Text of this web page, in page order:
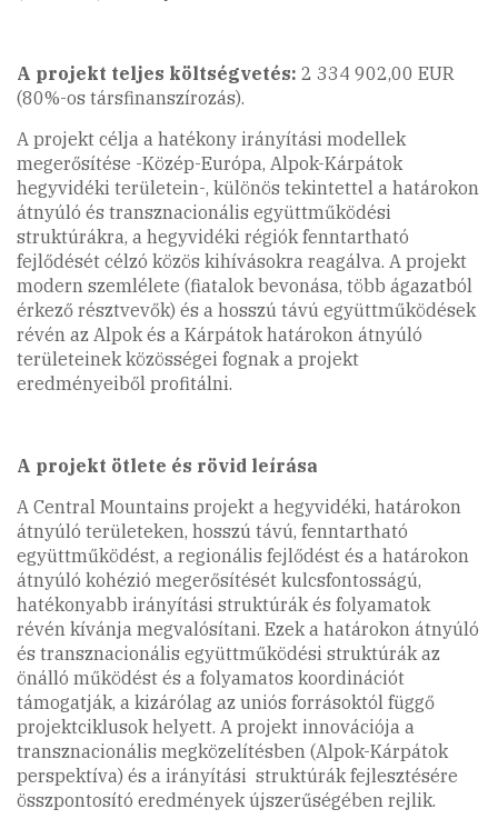
A projekt teljes költségvetés: 2 334 902,00 EUR
(80%-os társfinanszírozás).
A projekt célja a hatékony irányítási modellek
megerősítése -Közép-Európa, Alpok-Kárpátok
hegyvidéki területein-, különös tekintettel a határokon
átnyúló és transznacionális együttműködési
struktúrákra, a hegyvidéki régiók fenntartható
fejlődését célzó közös kihívásokra reagálva. A projekt
modern szemlélete (fiatalok bevonása, több ágazatból
érkező résztvevők) és a hosszú távú együttműködések
révén az Alpok és a Kárpátok határokon átnyúló
területeinek közösségei fognak a projekt
eredményeiből profitálni.
A projekt ötlete és rövid leírása
A Central Mountains projekt a hegyvidéki, határokon
átnyúló területeken, hosszú távú, fenntartható
együttműködést, a regionális fejlődést és a határokon
átnyúló kohézió megerősítését kulcsfontosságú,
hatékonyabb irányítási struktúrák és folyamatok
révén kívánja megvalósítani. Ezek a határokon átnyúló
és transznacionális együttműködési struktúrák az
önálló működést és a folyamatos koordinációt
támogatják, a kizárólag az uniós forrásoktól függő
projektciklusok helyett. A projekt innovációja a
transznacionális megközelítésben (Alpok-Kárpátok
perspektíva) és a irányítási struktúrák fejlesztésére
összpontosító eredmények újszerűségében rejlik.